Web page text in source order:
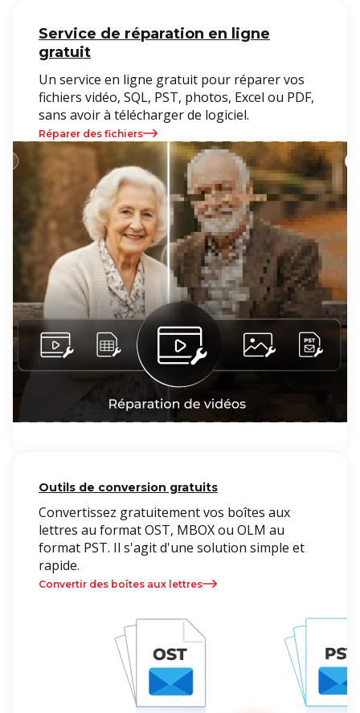
Service de réparation en ligne
gratuit
Un service en ligne gratuit pour réparer vos
fichiers vidéo, SQL, PST, photos, Excel ou PDF,
sans avoir à télécharger de logiciel.
Réparer des fichiers
Outils de conversion gratuits
Convertissez gratuitement vos boîtes aux
lettres au format OST, MBOX ou OLM au
format PST. Il s'agit d'une solution simple et
rapide.
Convertir des boîtes aux lettres